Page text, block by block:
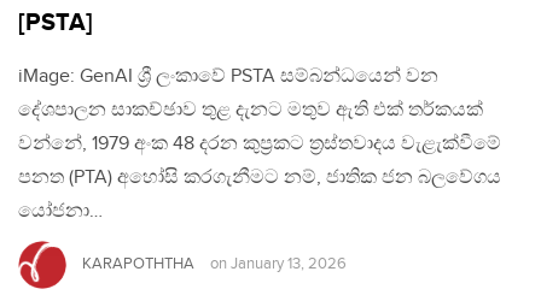
[PSTA]
iMage: GenAI ශ්‍රී ලංකාවේ PSTA සම්බන්ධයෙන් වන
දේශපාලන සාකච්ඡාව තුළ දැනට මතුව ඇති එක් තර්කයක්
වන්නේ, 1979 අංක 48 දරන කුප්‍රකට ත්‍රස්තවාදය වැළැක්වීමේ
පනත (PTA) අහෝසි කරගැනීමට නම්, ජාතික ජන බලවේගය
යෝජනා…
KARAPOTHTHA on January 13, 2026